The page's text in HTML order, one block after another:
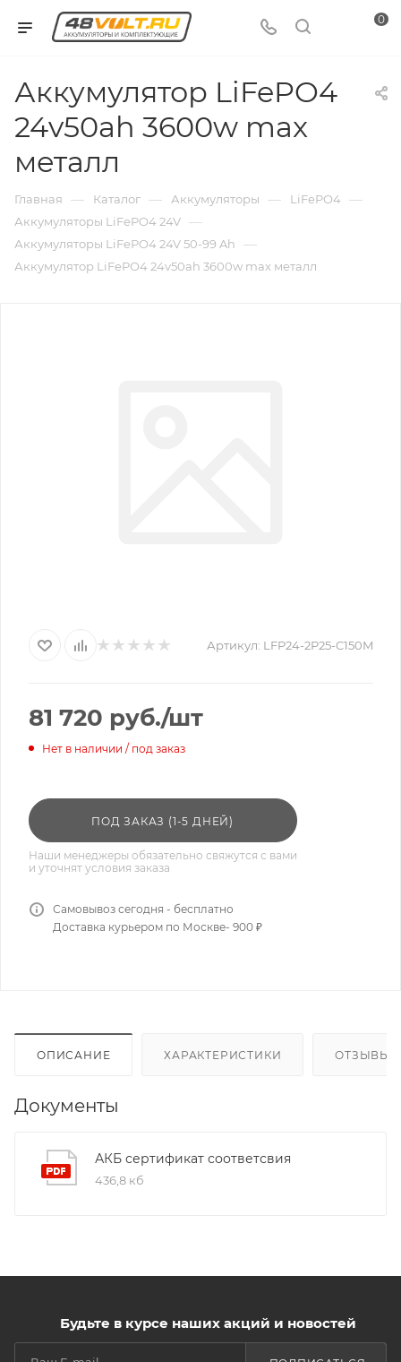
0
Аккумулятор LiFePO4
24v50ah 3600w max
металл
Главная — Каталог — Аккумуляторы — LiFePO4 —
Аккумуляторы LiFePO4 24V —
Аккумуляторы LiFePO4 24V 50-99 Ah —
Аккумулятор LiFePO4 24v50ah 3600w max металл
Артикул: LFP24-2P25-C150M
81 720 руб./шт
Нет в наличии / под заказ
ПОД ЗАКАЗ (1-5 ДНЕЙ)
Наши менеджеры обязательно свяжутся с вами
и уточнят условия заказа
Самовывоз сегодня - бесплатно
Доставка курьером по Москве- 900 ₽
ОПИСАНИЕ ХАРАКТЕРИСТИКИ ОТЗЫВЫ
Документы
АКБ сертификат соответсвия
436,8 кб
Будьте в курсе наших акций и новостей